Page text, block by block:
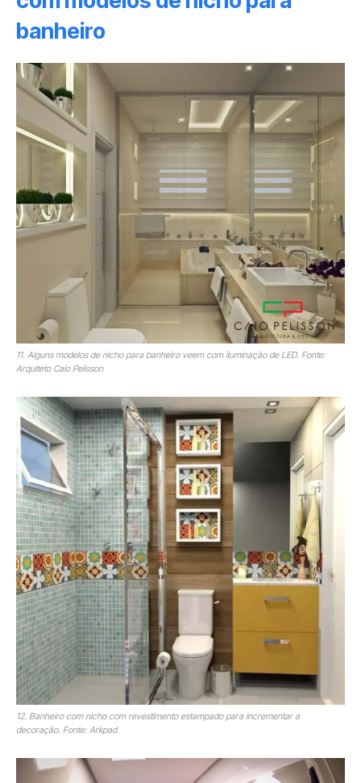
banheiro
11. Alguns modelos de nicho para banheiro veem com iluminação de LED. Fonte:
Arquiteto Caio Pelisson
12. Banheiro com nicho com revestimento estampado para incrementar a
decoração. Fonte: Arkpad